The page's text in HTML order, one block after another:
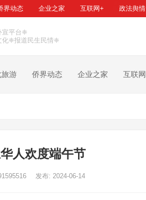
界动态 企业之家 互联网+ 政法舆情
宣平台❈
化❈报道民生民情❈
游 侨界动态 企业之家 互联
人欢度端午节
发布: 2024-06-14